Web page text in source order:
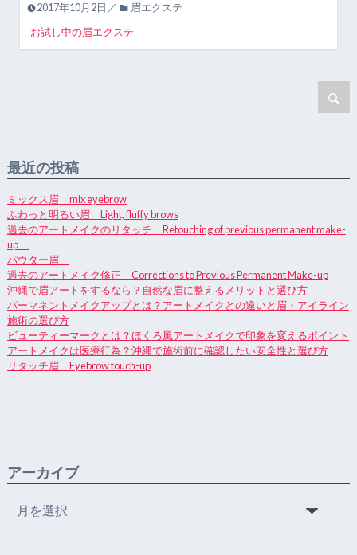
2017年10月2日／
眉エクステ
お試し中の眉エクステ
最近の投稿
ミックス眉 mix eyebrow
ふわっと明るい眉 Light, fluffy brows
過去のアートメイクのリタッチ Retouching of previous permanent make-
up
パウダー眉
過去のアートメイク修正 Corrections to Previous Permanent Make-up
沖縄で眉アートをするなら？自然な眉に整えるメリットと選び方
パーマネントメイクアップとは？アートメイクとの違いと眉・アイライン
施術の選び方
ビューティーマークとは？ほくろ風アートメイクで印象を変えるポイント
アートメイクは医療行為？沖縄で施術前に確認したい安全性と選び方
リタッチ眉 Eyebrow touch-up
アーカイブ
ー